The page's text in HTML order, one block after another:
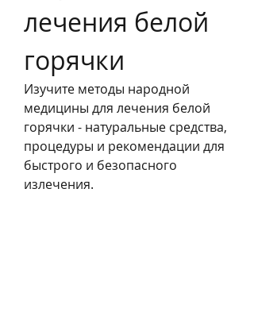
лечения белой
горячки
Изучите методы народной
медицины для лечения белой
горячки - натуральные средства,
процедуры и рекомендации для
быстрого и безопасного
излечения.